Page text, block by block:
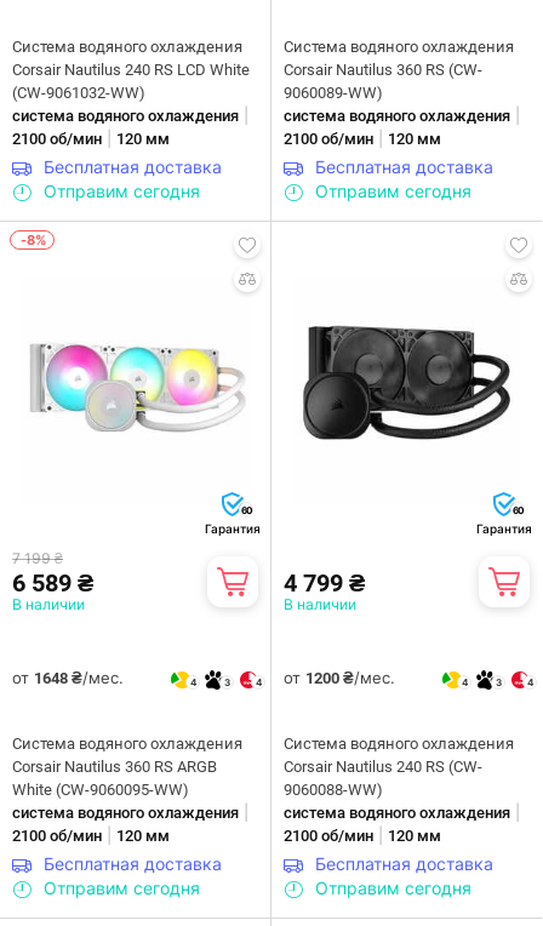
Система водяного охлаждения
Corsair Nautilus 240 RS LCD White
(CW-9061032-WW)
система водяного охлаждения
2100 об/мин 120 мм
Бесплатная доставка
Отправим сегодня
Система водяного охлаждения
Corsair Nautilus 360 RS (CW-
9060089-WW)
система водяного охлаждения
2100 об/мин 120 мм
Бесплатная доставка
Отправим сегодня
-8%
60
Гарантия
7 199 ₴
6 589 ₴
В наличии
от 1648 ₴/мес. 4 3 4
Система водяного охлаждения
Corsair Nautilus 360 RS ARGB
White (CW-9060095-WW)
система водяного охлаждения
2100 об/мин 120 мм
Бесплатная доставка
Отправим сегодня
60
Гарантия
4 799 ₴
В наличии
от 1200 ₴/мес. 4 3 4
Система водяного охлаждения
Corsair Nautilus 240 RS (CW-
9060088-WW)
система водяного охлаждения
2100 об/мин 120 мм
Бесплатная доставка
Отправим сегодня